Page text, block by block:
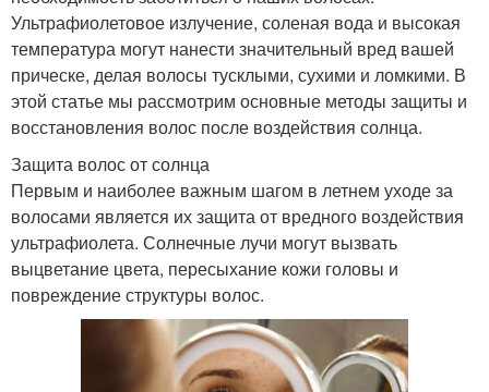
Ультрафиолетовое излучение, соленая вода и высокая
температура могут нанести значительный вред вашей
прическе, делая волосы тусклыми, сухими и ломкими. В
этой статье мы рассмотрим основные методы защиты и
восстановления волос после воздействия солнца.
Защита волос от солнца
Первым и наиболее важным шагом в летнем уходе за
волосами является их защита от вредного воздействия
ультрафиолета. Солнечные лучи могут вызвать
выцветание цвета, пересыхание кожи головы и
повреждение структуры волос.